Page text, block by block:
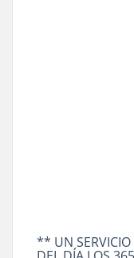
** UN SERVICIO